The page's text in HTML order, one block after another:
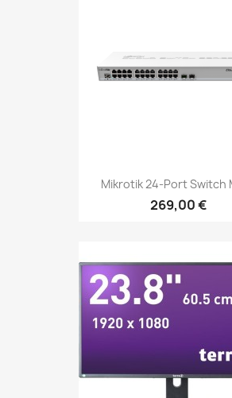
Mikrotik 24-Port Switch
269,00 €